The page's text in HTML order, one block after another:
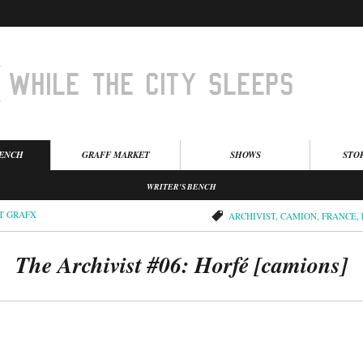
GRAFF MARKET SHOWS
WRITER'S BENCH
GRAFX ARCHIVIST, CAMION FRANCE
The Archivist #06: Horfé [camions]